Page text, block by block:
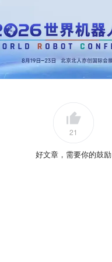
21
好文章，需要你的鼓励